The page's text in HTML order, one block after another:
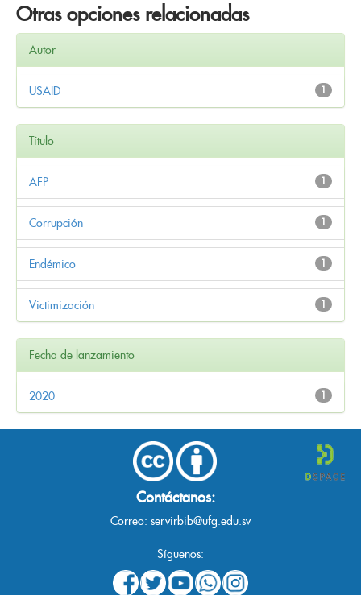
Otras opciones relacionadas
Autor
1
USAID
Título
1
AFP
1
Corrupción
1
Endémico
1
Victimización
Fecha de lanzamiento
1
2020
Contáctanos:
Correo: servirbib@ufg.edu.sv
Síguenos: